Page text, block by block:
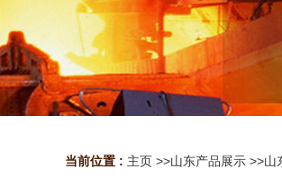
当前位置 : 主页 >>山东产品展示 >>山